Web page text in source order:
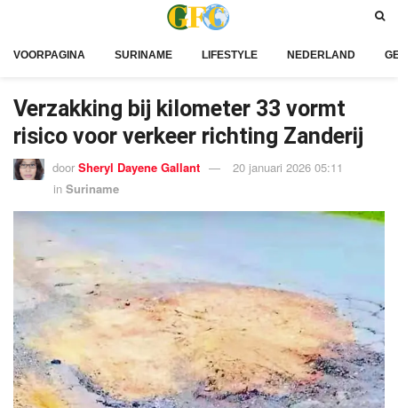
VOORPAGINA SURINAME LIFESTYLE NEDERLAND
Verzakking bij kilometer 33 vormt
risico voor verkeer richting Zanderij
door Sheryl Dayene Gallant
20 januari 2026 05:11
in Suriname